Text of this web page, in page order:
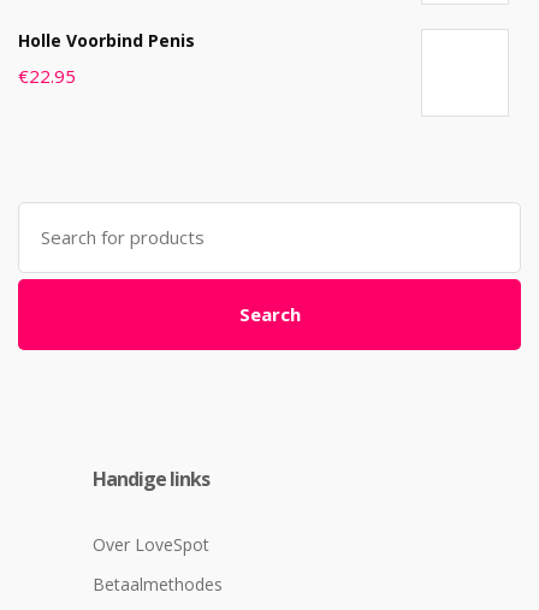
Holle Voorbind Penis
€22.95
Search
for:
Search
Handige links
Over LoveSpot
Betaalmethodes